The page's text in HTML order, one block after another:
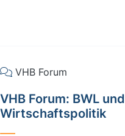
VHB Forum
VHB Forum: BWL und
Wirtschaftspolitik